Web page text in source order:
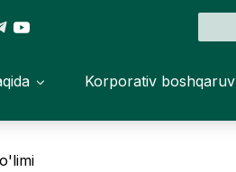
Korporativ boshqaruv